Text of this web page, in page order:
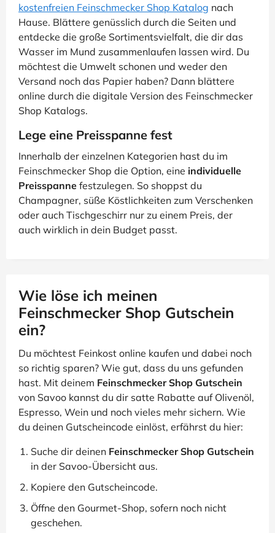
kostenfreien Feinschmecker Shop Katalog nach
Hause. Blättere genüsslich durch die Seiten und
entdecke die große Sortimentsvielfalt, die dir das
Wasser im Mund zusammenlaufen lassen wird. Du
möchtest die Umwelt schonen und weder den
Versand noch das Papier haben? Dann blättere
online durch die digitale Version des Feinschmecker
Shop Katalogs.
Lege eine Preisspanne fest
Innerhalb der einzelnen Kategorien hast du im
Feinschmecker Shop die Option, eine individuelle
Preisspanne festzulegen. So shoppst du
Champagner, süße Köstlichkeiten zum Verschenken
oder auch Tischgeschirr nur zu einem Preis, der
auch wirklich in dein Budget passt.
Wie löse ich meinen
Feinschmecker Shop Gutschein
ein?
Du möchtest Feinkost online kaufen und dabei noch
so richtig sparen? Wie gut, dass du uns gefunden
hast. Mit deinem Feinschmecker Shop Gutschein
von Savoo kannst du dir satte Rabatte auf Olivenöl,
Espresso, Wein und noch vieles mehr sichern. Wie
du deinen Gutscheincode einlöst, erfährst du hier:
Suche dir deinen Feinschmecker Shop Gutschein
in der Savoo-Übersicht aus.
Kopiere den Gutscheincode.
Öffne den Gourmet-Shop, sofern noch nicht
geschehen.